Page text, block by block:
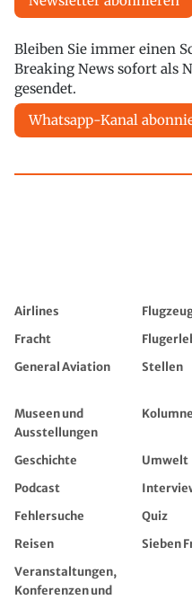
Bleiben Sie immer einen
Breaking News sofort als
gesendet.
Whatsapp-Kanal
Airlines
Fracht
General Aviation
Stellen
Museen und
Ausstellungen
Geschichte Umwelt
Podcast
Fehlersuche
Quiz
Reisen
Sieben
Veranstaltungen,
Konferenzen und